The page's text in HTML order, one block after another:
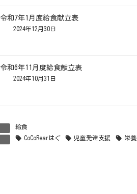
令和7年1月度給食献立表
2024年12月30日
令和6年11月度給食献立表
2024年10月31日
給食
CoCoRearはぐ 児童発達支援 栄養